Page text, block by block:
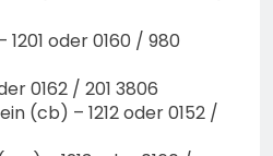
oder 0160 / 980
0162 / 201 3806
(cb) – 1212 oder 0152 /